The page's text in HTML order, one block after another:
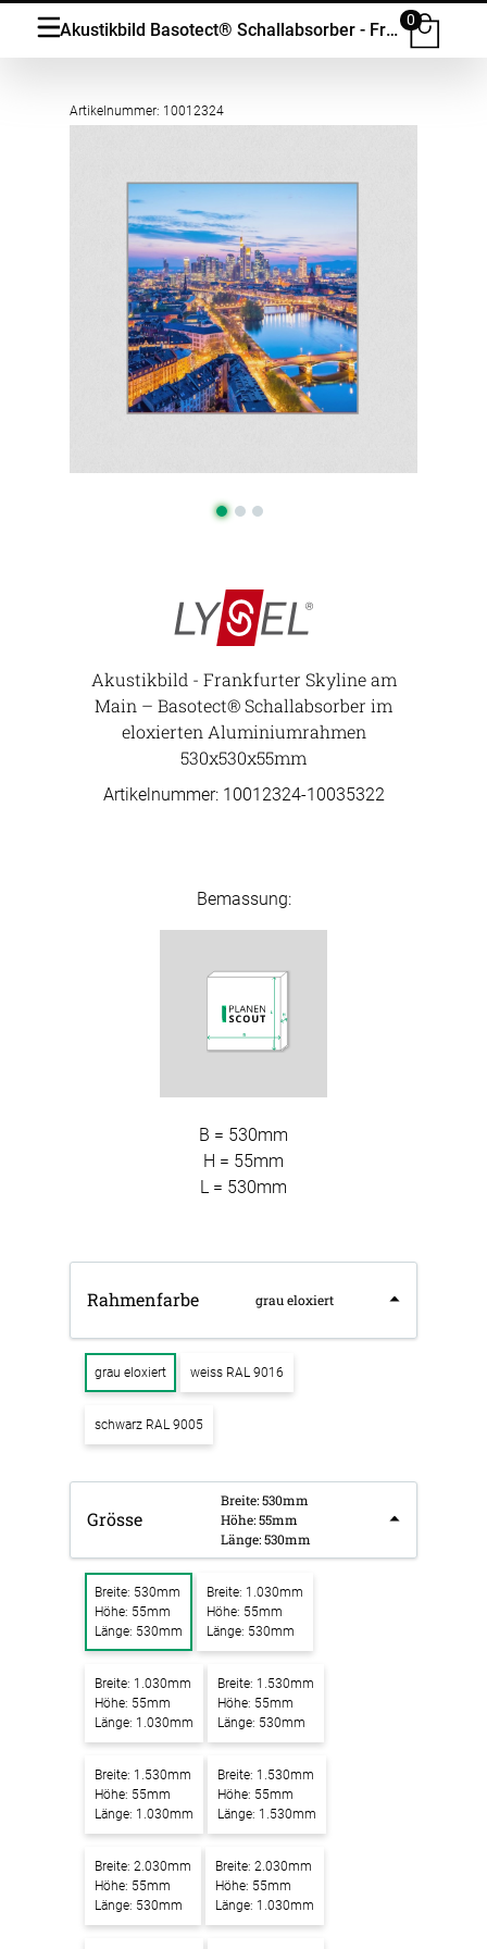
Akustikbild Basotect® Schallabsorber - Frankfurter Skyline am Main in vielen Grössen
0
Artikelnummer: 10012324
Akustikbild - Frankfurter Skyline am
Main – Basotect® Schallabsorber im
eloxierten Aluminiumrahmen
530x530x55mm
Artikelnummer: 10012324-10035322
Bemassung:
B = 530mm
H = 55mm
L = 530mm
Rahmenfarbe grau eloxiert
grau eloxiert weiss RAL 9016
schwarz RAL 9005
Grösse
Breite: 530mm
Höhe: 55mm
Länge: 530mm
Breite: 530mm
Höhe: 55mm
Länge: 530mm
Breite: 1.030mm
Höhe: 55mm
Länge: 530mm
Breite: 1.030mm
Höhe: 55mm
Länge: 1.030mm
Breite: 1.530mm
Höhe: 55mm
Länge: 530mm
Breite: 1.530mm
Höhe: 55mm
Länge: 1.030mm
Breite: 1.530mm
Höhe: 55mm
Länge: 1.530mm
Breite: 2.030mm
Höhe: 55mm
Länge: 530mm
Breite: 2.030mm
Höhe: 55mm
Länge: 1.030mm